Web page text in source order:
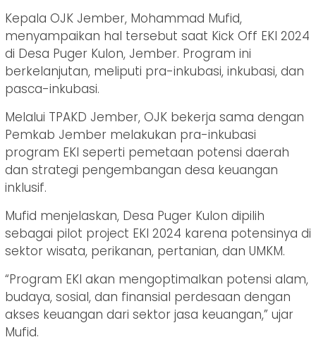
Kepala OJK Jember, Mohammad Mufid,
menyampaikan hal tersebut saat Kick Off EKI 2024
di Desa Puger Kulon, Jember. Program ini
berkelanjutan, meliputi pra-inkubasi, inkubasi, dan
pasca-inkubasi.
Melalui TPAKD Jember, OJK bekerja sama dengan
Pemkab Jember melakukan pra-inkubasi
program EKI seperti pemetaan potensi daerah
dan strategi pengembangan desa keuangan
inklusif.
Mufid menjelaskan, Desa Puger Kulon dipilih
sebagai pilot project EKI 2024 karena potensinya di
sektor wisata, perikanan, pertanian, dan UMKM.
“Program EKI akan mengoptimalkan potensi alam,
budaya, sosial, dan finansial perdesaan dengan
akses keuangan dari sektor jasa keuangan,” ujar
Mufid.